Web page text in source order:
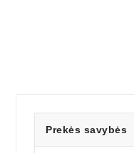
Prekės savybės